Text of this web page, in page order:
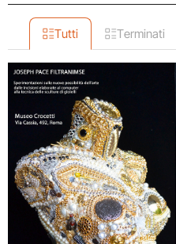
Tutti Terminati